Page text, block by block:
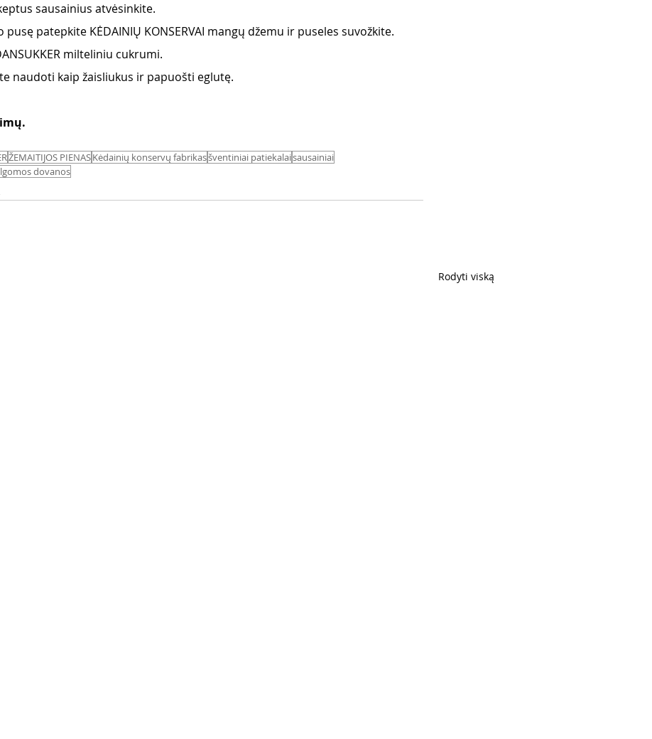
sausainius atvėsinkite.
pusę patepkite KĖDAINIŲ KONSERVAI mangų džemu ir puseles suvožkite.
milteliniu cukrumi.
naudoti kaip žaisliukus ir papuošti eglutę.
ŽEMAITIJOS PIENASKėdainių konservų fabrikasšventiniai patiekalaisausainiai
dovanos
Rodyti viską